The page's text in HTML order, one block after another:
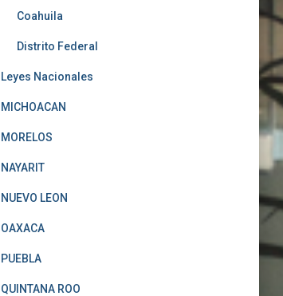
Coahuila
Distrito Federal
Leyes Nacionales
MICHOACAN
MORELOS
NAYARIT
NUEVO LEON
OAXACA
PUEBLA
QUINTANA ROO